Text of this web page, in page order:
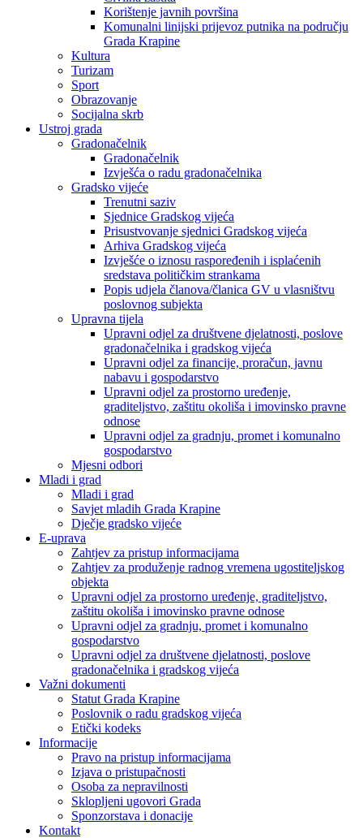
Korištenje javnih površina
Komunalni linijski prijevoz putnika na području
Grada Krapine
Kultura
Turizam
Sport
Obrazovanje
Socijalna skrb
Ustroj grada
Gradonačelnik
Gradonačelnik
Izvješća o radu gradonačelnika
Gradsko vijeće
Trenutni saziv
Sjednice Gradskog vijeća
Prisustvovanje sjednici Gradskog vijeća
Arhiva Gradskog vijeća
Izvješće o iznosu raspoređenih i isplaćenih
sredstava političkim strankama
Popis udjela članova/članica GV u vlasništvu
poslovnog subjekta
Upravna tijela
Upravni odjel za društvene djelatnosti, poslove
gradonačelnika i gradskog vijeća
Upravni odjel za financije, proračun, javnu
nabavu i gospodarstvo
Upravni odjel za prostorno uređenje,
graditeljstvo, zaštitu okoliša i imovinsko pravne
odnose
Upravni odjel za gradnju, promet i komunalno
gospodarstvo
Mjesni odbori
Mladi i grad
Mladi i grad
Savjet mladih Grada Krapine
Dječje gradsko vijeće
E-uprava
Zahtjev za pristup informacijama
Zahtjev za produženje radnog vremena ugostiteljskog
objekta
Upravni odjel za prostorno uređenje, graditeljstvo,
zaštitu okoliša i imovinsko pravne odnose
Upravni odjel za gradnju, promet i komunalno
gospodarstvo
Upravni odjel za društvene djelatnosti, poslove
gradonačelnika i gradskog vijeća
Važni dokumenti
Statut Grada Krapine
Poslovnik o radu gradskog vijeća
Etički kodeks
Informacije
Pravo na pristup informacijama
Izjava o pristupačnosti
Osoba za nepravilnosti
Sklopljeni ugovori Grada
Sponzorstava i donacije
Kontakt